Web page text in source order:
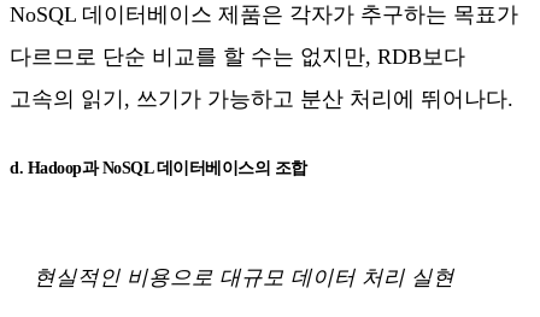
NoSQL 데이터베이스 제품은 각자가 추구하는 목표가
다르므로 단순 비교를 할 수는 없지만, RDB보다
고속의 읽기, 쓰기가 가능하고 분산 처리에 뛰어나다.
d. Hadoop과 NoSQL 데이터베이스의 조합
현실적인 비용으로 대규모 데이터 처리 실현